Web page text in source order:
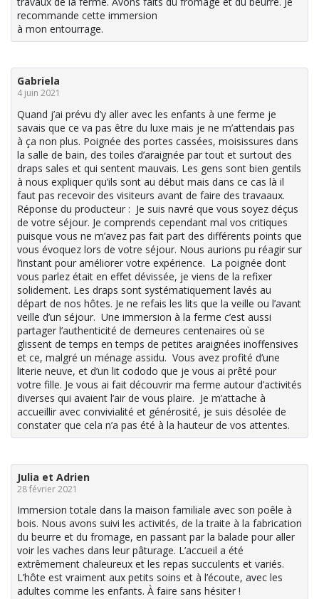
recommande cette immersion
à mon entourrage.
Gabriela
4 juin 2021
Quand j’ai prévu d’y aller avec les enfants à une ferme je
savais que ce va pas être du luxe mais je ne m’attendais pas
à ça non plus. Poignée des portes cassées, moisissures dans
la salle de bain, des toiles d’araignée par tout et surtout des
draps sales et qui sentent mauvais. Les gens sont bien gentils
à nous expliquer qu’ils sont au début mais dans ce cas là il
faut pas recevoir des visiteurs avant de faire des travaaux.
Réponse du producteur : Je suis navré que vous soyez déçus
de votre séjour. Je comprends cependant mal vos critiques
puisque vous ne m’avez pas fait part des différents points que
vous évoquez lors de votre séjour. Nous aurions pu réagir sur
l’instant pour améliorer votre expérience. La poignée dont
vous parlez était en effet dévissée, je viens de la refixer
solidement. Les draps sont systématiquement lavés au
départ de nos hôtes. Je ne refais les lits que la veille ou l’avant
veille d’un séjour. Une immersion à la ferme c’est aussi
partager l’authenticité de demeures centenaires où se
glissent de temps en temps de petites araignées inoffensives
et ce, malgré un ménage assidu. Vous avez profité d’une
literie neuve, et d’un lit cododo que je vous ai prêté pour
votre fille. Je vous ai fait découvrir ma ferme autour d’activités
diverses qui avaient l’air de vous plaire. Je m’attache à
accueillir avec convivialité et générosité, je suis désolée de
constater que cela n’a pas été à la hauteur de vos attentes.
Julia et Adrien
28 février 2021
Immersion totale dans la maison familiale avec son poêle à
bois. Nous avons suivi les activités, de la traite à la fabrication
du beurre et du fromage, en passant par la balade pour aller
voir les vaches dans leur pâturage. L’accueil a été
extrêmement chaleureux et les repas succulents et variés.
L’hôte est vraiment aux petits soins et à l’écoute, avec les
adultes comme les enfants. À faire sans hésiter !